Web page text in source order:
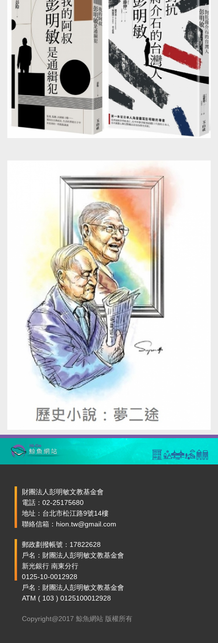
財團法人彭明敏文教基金會
電話：02-25175680
地址：台北市松江路9號14樓
聯絡信箱：hion.tw@gmail.com
郵政劃撥帳號：17822628
戶名：財團法人彭明敏文教基金會
新光銀行 南東分行
0125-10-0012928
戶名：財團法人彭明敏文教基金會
ATM ( 103 ) 0125100012928
Copyright@2017 鯨魚網站 版權所有